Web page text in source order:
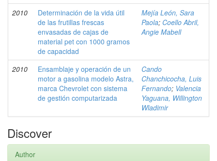
2010
Determinación de la vida útil
de las frutillas frescas
envasadas de cajas de
material pet con 1000 gramos
de capacidad
Mejía León, Sara
Paola; Coello Abril,
Angie Mabell
2010
Ensamblaje y operación de un
motor a gasolina modelo Astra,
marca Chevrolet con sistema
de gestión computarizada
Cando
Chanchicocha, Luis
Fernando; Valencia
Yaguana, Willington
Wladimir
Discover
Author